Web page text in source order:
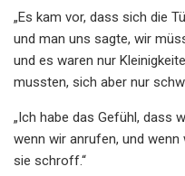
„Es kam vor, dass sich die
und man uns sagte, wir
und es waren nur
mussten, sich aber nur
„Ich habe das Gefühl, dass
wenn wir anrufen, und
sie schroff.“